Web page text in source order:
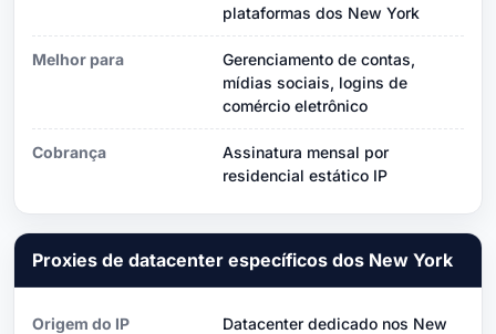
plataformas dos New York
Melhor para
Gerenciamento de contas,
mídias sociais, logins de
comércio eletrônico
Cobrança
Assinatura mensal por
residencial estático IP
Proxies de datacenter específicos dos New York
Origem do IP
Datacenter dedicado nos New